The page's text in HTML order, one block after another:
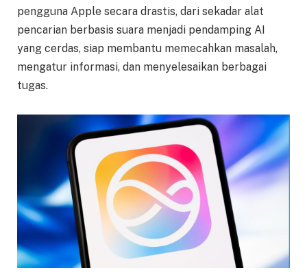
pengguna Apple secara drastis, dari sekadar alat
pencarian berbasis suara menjadi pendamping AI
yang cerdas, siap membantu memecahkan masalah,
mengatur informasi, dan menyelesaikan berbagai
tugas.